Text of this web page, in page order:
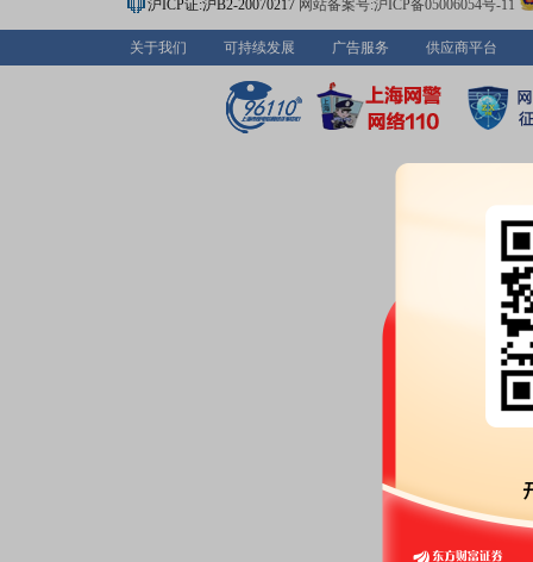
沪ICP证:沪B2-20070217 网站备案号:沪ICP备05006054号-11
关于我们 可持续发展 广告服务 供应商平台